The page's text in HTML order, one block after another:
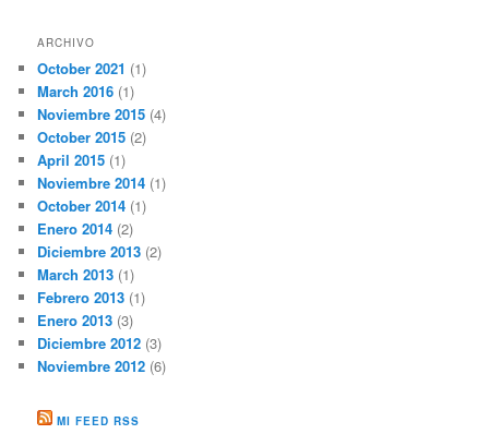
ARCHIVO
October 2021 (1)
March 2016 (1)
Noviembre 2015 (4)
October 2015 (2)
April 2015 (1)
Noviembre 2014 (1)
October 2014 (1)
Enero 2014 (2)
Diciembre 2013 (2)
March 2013 (1)
Febrero 2013 (1)
Enero 2013 (3)
Diciembre 2012 (3)
Noviembre 2012 (6)
MI FEED RSS